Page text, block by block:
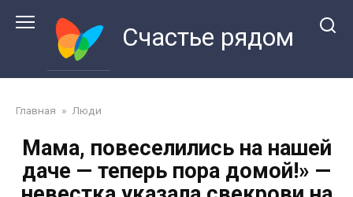
Счастье рядом
Главная » Люди
Мама, повеселились на нашей
даче — теперь пора домой!» —